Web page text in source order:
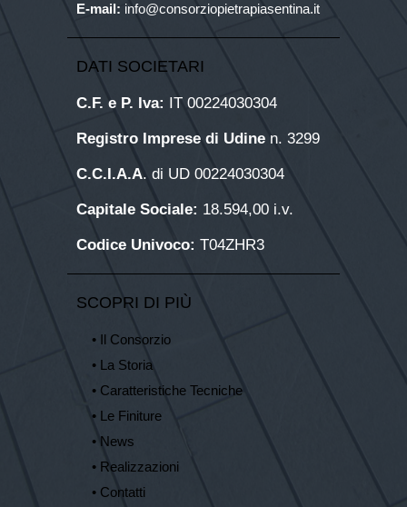
E-mail: info@consorziopietrapiasentina.it
DATI SOCIETARI
C.F. e P. Iva: IT 00224030304
Registro Imprese di Udine n. 3299
C.C.I.A.A. di UD 00224030304
Capitale Sociale: 18.594,00 i.v.
Codice Univoco: T04ZHR3
SCOPRI DI PIÙ
• Il Consorzio
• La Storia
• Caratteristiche Tecniche
• Le Finiture
• News
• Realizzazioni
• Contatti